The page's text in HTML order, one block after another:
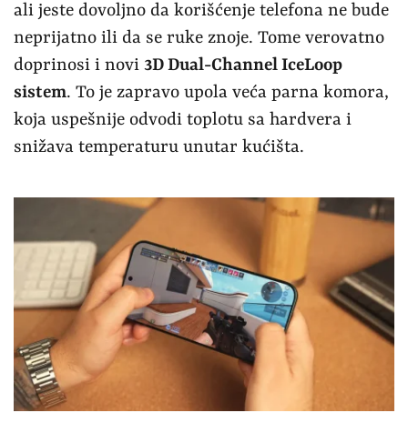
ali jeste dovoljno da korišćenje telefona ne bude
neprijatno ili da se ruke znoje. Tome verovatno
doprinosi i novi 3D Dual-Channel IceLoop
sistem. To je zapravo upola veća parna komora,
koja uspešnije odvodi toplotu sa hardvera i
snižava temperaturu unutar kućišta.